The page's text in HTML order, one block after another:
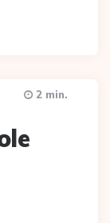
2 min.